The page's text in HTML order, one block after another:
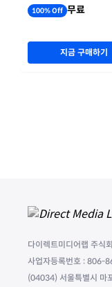
100% Off 무료
지금 구매하기
다이렉트미디어랩 주식
사업자등록번호 : 806-
(04034) 서울특별시 마